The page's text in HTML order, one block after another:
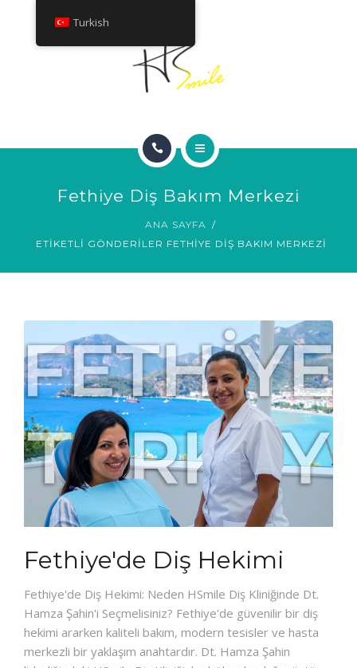
HAKKINDA
GÜLÜMSEME GALERISI
HAKKINDA
İLETIŞIM
Fethiye Diş Bakım Merkezi
ANA SAYFA
ETIKETLI GÖNDERILER FETHIYE DIŞ BAKIM MERKEZI
Fethiye'de Diş Hekimi
Fethiye'de Diş Hekimi: Neden HSmile Diş Kliniğinde Dt.
Hamza Şahin'i Seçmelisiniz? Fethiye'de güvenilir bir diş
hekimi ararken kaliteli bakım, modern tesisler ve hasta
merkezli bir yaklaşım anahtardır. Dt. Hamza Şahin
Turkish